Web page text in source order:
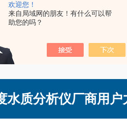
欢迎您！
来自局域网的朋友！有什么可以帮
助您的吗？
年水质碱度分析仪哪家专业，碱
水质分析仪厂商用户